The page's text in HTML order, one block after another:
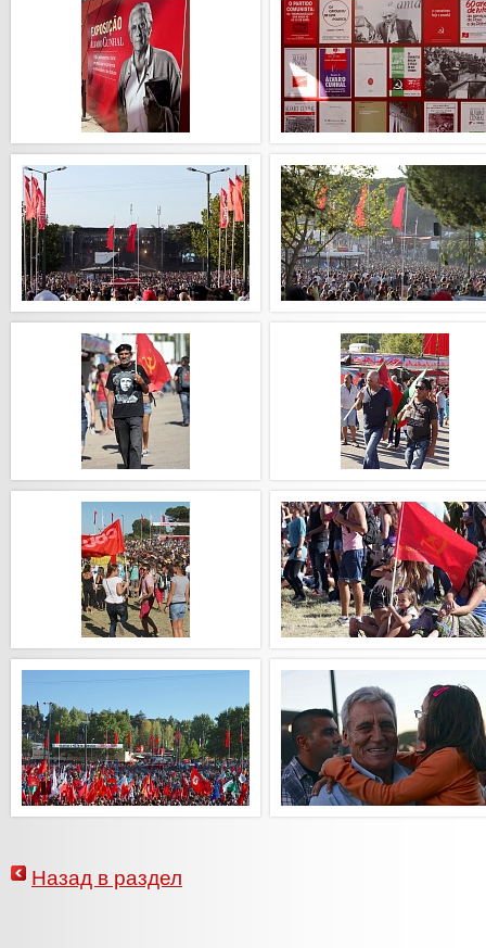
Назад в раздел